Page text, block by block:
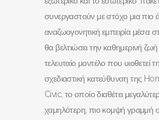
συνεργαστούν με στόχο μια πιο
αναζωογονητική εμπειρία μέσα
θα βελτιώσει την καθημερινή
τελευταίο μοντέλο που υιοθετεί
σχεδιαστική κατεύθυνση της
Civic, το οποίο διαθέτει
χαμηλότερη, πιο κομψή γραμμή